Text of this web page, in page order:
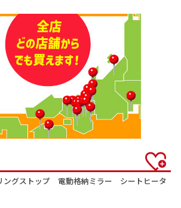
グストップ 電動格納ミラー シートヒータ